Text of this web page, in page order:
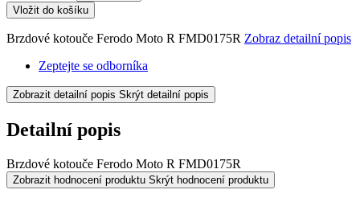
Vložit do košíku
Brzdové kotouče Ferodo Moto R FMD0175R Zobraz detailní popis
Zeptejte se odborníka
Zobrazit detailní popis Skrýt detailní popis
Detailní popis
Brzdové kotouče Ferodo Moto R FMD0175R
Zobrazit hodnocení produktu Skrýt hodnocení produktu